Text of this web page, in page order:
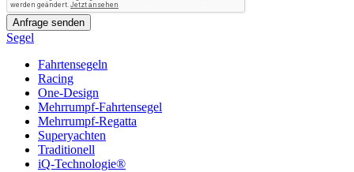
Segel
Fahrtensegeln
Racing
One-Design
Mehrrumpf-Fahrtensegel
Mehrrumpf-Regatta
Superyachten
Traditionell
iQ-Technologie®